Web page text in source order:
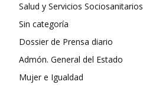
Salud y Servicios Sociosanitarios
Sin categoría
Dossier de Prensa diario
Admón. General del Estado
Mujer e Igualdad